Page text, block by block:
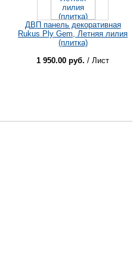
ДВП панель декоративная
Rukus Ply Gem, Летняя лилия
(плитка)
1 950.00 руб. / Лист